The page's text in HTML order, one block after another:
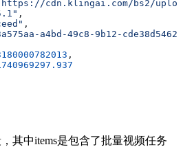
cdn.klingai.com/bs2/upload-
,
,
a4bd-49c8-9b12-
,
其中items是包含了批量视频任务